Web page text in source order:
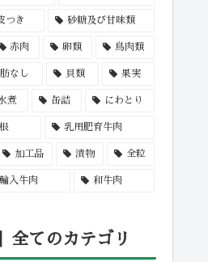
つき 砂糖及び甘味類
赤肉 卵類 鳥肉類
なし 貝類 果実
煮 缶詰 にわとり
根 乳用肥育牛肉
加工品 漬物 全粒
輸入牛肉 和牛肉
全てのカテゴリ